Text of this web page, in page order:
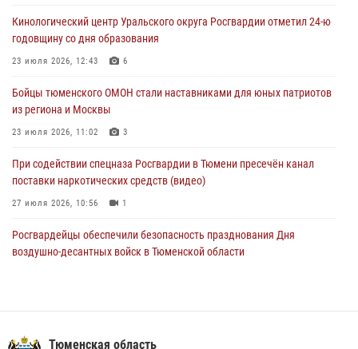
труженицу тыла из Тюмени
04 августа 2026, 11:07
условиях в Тюменской области (видео)
04 августа 2026, 06:28
Кинологический центр Уральского округа Росгвардии отметил 24-ю
годовщину со дня образования
23 июля 2026, 12:43 6
Бойцы тюменского ОМОН стали наставниками для юных патриотов
из региона и Москвы
23 июля 2026, 11:02 3
При содействии спецназа Росгвардии в Тюмени пресечён канал
поставки наркотических средств (видео)
27 июля 2026, 10:56 1
Росгвардейцы обеспечили безопасность празднования Дня
воздушно-десантных войск в Тюменской области
10 июля 2026, 11:46 7
Тюменская область